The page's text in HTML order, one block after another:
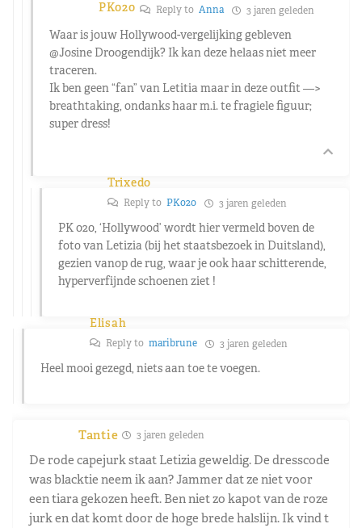
PK020 Reply to Anna 3 jaren geleden
Waar is jouw Hollywood-vergelijking gebleven
@Josine Droogendijk? Ik kan deze helaas niet meer
traceren.
Ik ben geen “fan” van Letitia maar in deze outfit —>
breathtaking, ondanks haar m.i. te fragiele figuur;
super dress!
Trixedo
Reply to PK020 3 jaren geleden
PK 020, ‘Hollywood’ wordt hier vermeld boven de
foto van Letizia (bij het staatsbezoek in Duitsland),
gezien vanop de rug, waar je ook haar schitterende,
hyperverfijnde schoenen ziet !
Elisah
Reply to maribrune 3 jaren geleden
Heel mooi gezegd, niets aan toe te voegen.
Tantie 3 jaren geleden
De rode capejurk staat Letizia geweldig. De dresscode
was blacktie neem ik aan? Jammer dat ze niet voor
een tiara gekozen heeft. Ben niet zo kapot van de roze
jurk en dat komt door de hoge brede halslijn. Ik vind t